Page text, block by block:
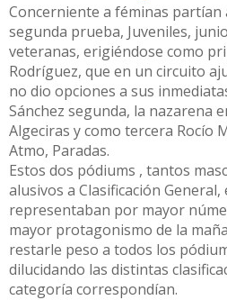
Concerniente a féminas partían
segunda prueba, Juveniles,
veteranas, erigiéndose como
Rodríguez, que en un circuito
no dio opciones a sus
Sánchez segunda, la nazarena
Algeciras y como tercera Rocío
Atmo, Paradas.
Estos dos pódiums , tantos
alusivos a Clasificación
representaban por mayor
mayor protagonismo de la
restarle peso a todos los
dilucidando las distintas
categoría correspondían.